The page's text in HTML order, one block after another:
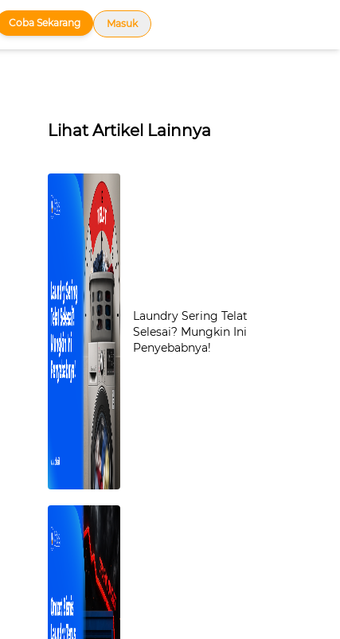
Coba Sekarang Masuk
Lihat Artikel Lainnya
Laundry Sering Telat
Selesai? Mungkin Ini
Penyebabnya!